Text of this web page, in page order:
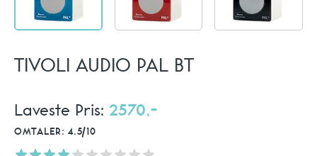
TIVOLI AUDIO PAL BT
Laveste Pris: 2570,-
OMTALER: 4.5/10